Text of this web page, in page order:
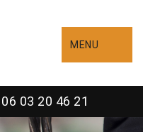
MENU
06 03 20 46 21